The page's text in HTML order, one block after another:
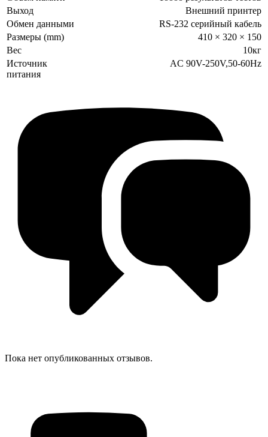
Выход
Внешний принтер
Обмен данными
RS-232 серийный кабель
Размеры (mm)
410 × 320 × 150
Вес
10кг
Источник
питания
AC 90V-250V,50-60Hz
Пока нет опубликованных отзывов.